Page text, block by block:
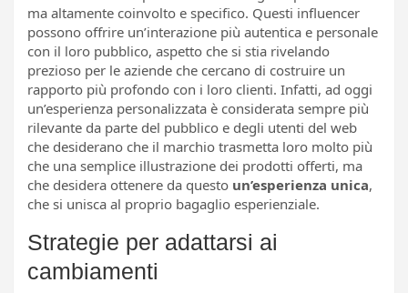
ma altamente coinvolto e specifico. Questi influencer
possono offrire un’interazione più autentica e personale
con il loro pubblico, aspetto che si stia rivelando
prezioso per le aziende che cercano di costruire un
rapporto più profondo con i loro clienti. Infatti, ad oggi
un’esperienza personalizzata è considerata sempre più
rilevante da parte del pubblico e degli utenti del web
che desiderano che il marchio trasmetta loro molto più
che una semplice illustrazione dei prodotti offerti, ma
che desidera ottenere da questo un’esperienza unica,
che si unisca al proprio bagaglio esperienziale.
Strategie per adattarsi ai
cambiamenti